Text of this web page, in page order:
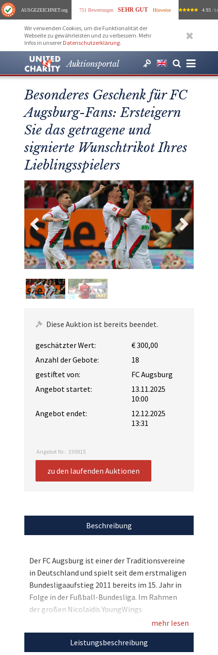
AUSGEZEICHNET.org 751 Bewertungen SEHR GUT Hinweise 4.93 /
Wir verwenden Cookies, um die Funktionalität der
Webseite zu gewährleisten und zu verbessern. Mehr
Infos in unserer Datenschutzerklärung.
Auktionsportal
Besonderes Geschenk für FC
Augsburg-Fans: Ersteigern
Sie das getragene und
signierte Wunschtrikot Ihres
Lieblingsspielers
Diese Auktion ist bereits beendet.
geschätzter Wert:
€ 300,00
Anzahl der Gebote:
18
gestiftet von:
FC Augsburg
Angebot startet:
13.11.2025
10:00
Angebot endet:
12.12.2025
13:31
Angebot Nr.: 330915
zu den laufenden Auktionen
Beschreibung
Der FC Augsburg ist einer der Traditionsvereine
in Deutschland und spielt seit dem erstmaligen
Bundesligaaufstieg 2011 bereits im 15. Jahr in
Folge in der Fußball-Bundesliga. Im Rahmen
der großen Nicolaidis YoungWings
Weihnachtsauktion powered by Thomas Müller
& friends haben Sie nun eine tolle Chance:
Überraschen Sie einen Fan der Augsburger mit
mehr lesen
Leistungsbeschreibung